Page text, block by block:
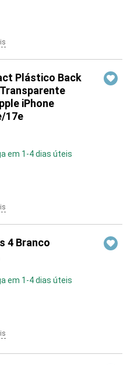
Plástico Back
iPhone
17e
em 1-4 dias úteis
4 Branco
em 1-4 dias úteis